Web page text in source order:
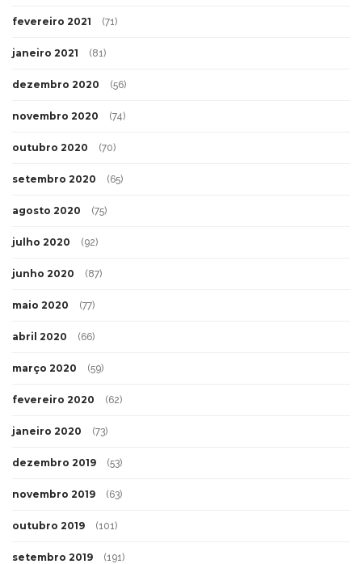
fevereiro 2021 (71)
janeiro 2021 (81)
dezembro 2020 (56)
novembro 2020 (74)
outubro 2020 (70)
setembro 2020 (65)
agosto 2020 (75)
julho 2020 (92)
junho 2020 (87)
maio 2020 (77)
abril 2020 (66)
março 2020 (59)
fevereiro 2020 (62)
janeiro 2020 (73)
dezembro 2019 (53)
novembro 2019 (63)
outubro 2019 (101)
setembro 2019 (191)